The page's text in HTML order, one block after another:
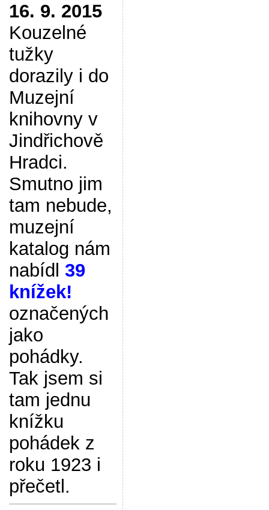
16. 9. 2015
Kouzelné
tužky
dorazily i do
Muzejní
knihovny v
Jindřichově
Hradci.
Smutno jim
tam nebude,
muzejní
katalog nám
nabídl 39
knížek!
označených
jako
pohádky.
Tak jsem si
tam jednu
knížku
pohádek z
roku 1923 i
přečetl.